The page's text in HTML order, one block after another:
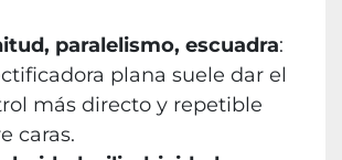
paralelismo, escuadra:
plana suele dar el
más directo y repetible
caras.